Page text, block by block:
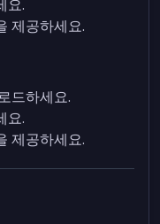
요.
제공하세요.
드하세요.
요.
제공하세요.